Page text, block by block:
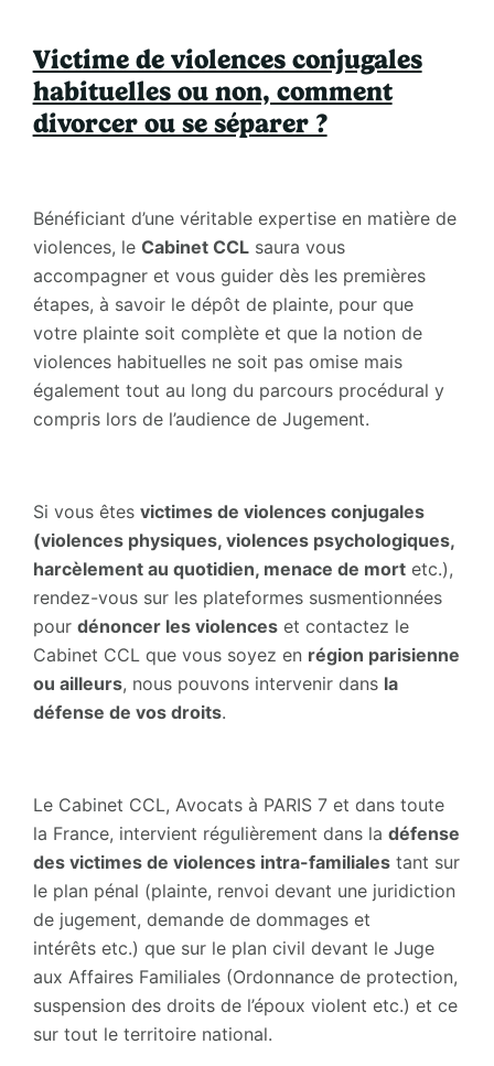
Victime de violences conjugales
habituelles ou non, comment
divorcer ou se séparer ?
Bénéficiant d’une véritable expertise en matière de
violences, le Cabinet CCLsaura vous
accompagner et vous guider dès les premières
étapes, à savoir le dépôt de plainte, pour que
votre plainte soit complète et que la notion de
violences habituelles ne soit pas omise mais
également tout au long du parcours procédural y
compris lors de l’audience de Jugement.
Si vous êtes victimes de violences conjugales
(violences physiques, violences psychologiques,
harcèlement au quotidien, menace de mortetc.),
rendez-vous sur les plateformes susmentionnées
pour dénoncer les violenceset contactez le
Cabinet CCL que vous soyez en région parisienne
ou ailleurs, nous pouvons intervenir dans la
défense de vos droits.
Le Cabinet CCL, Avocats à PARIS 7 et dans toute
la France, intervient régulièrement dans la défense
des victimes de violences intra-familialestant sur
le plan pénal (plainte, renvoi devant une juridiction
de jugement, demande de dommages et
intérêts etc.) que sur le plan civil devant le Juge
aux Affaires Familiales (Ordonnance de protection,
suspension des droits de l’époux violent etc.) et ce
sur tout le territoire national.